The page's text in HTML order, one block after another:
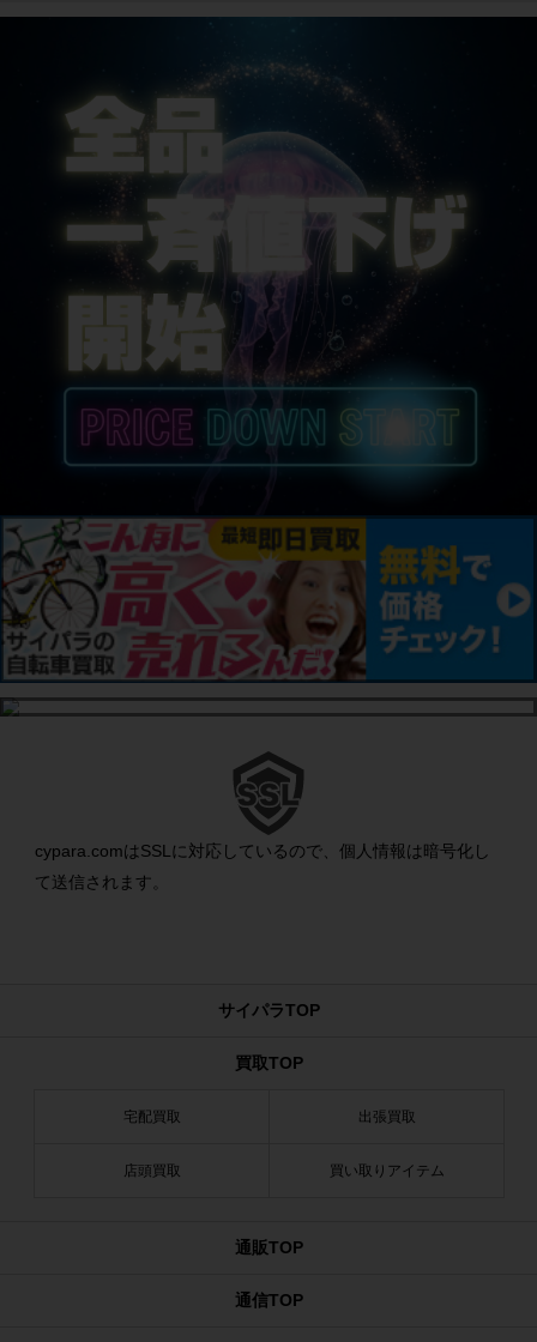
cypara.comはSSLに対応しているので、個人情報は暗号化し
て送信されます。
サイパラTOP
買取TOP
宅配買取 出張買取
店頭買取 買い取りアイテム
通販TOP
通信TOP